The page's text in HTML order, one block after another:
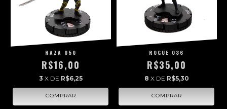
RAZA 050
R$16,00
3 X DE R$6,25
ROGUE 036
R$35,00
8 X DE R$5,30